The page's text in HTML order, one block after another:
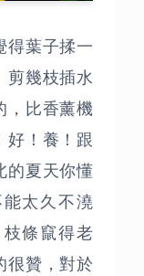
得葉子揉一
剪幾枝插水
，比香薰機
好！養！跟
的夏天你懂
太久不澆
條竄得老
很贊，對於